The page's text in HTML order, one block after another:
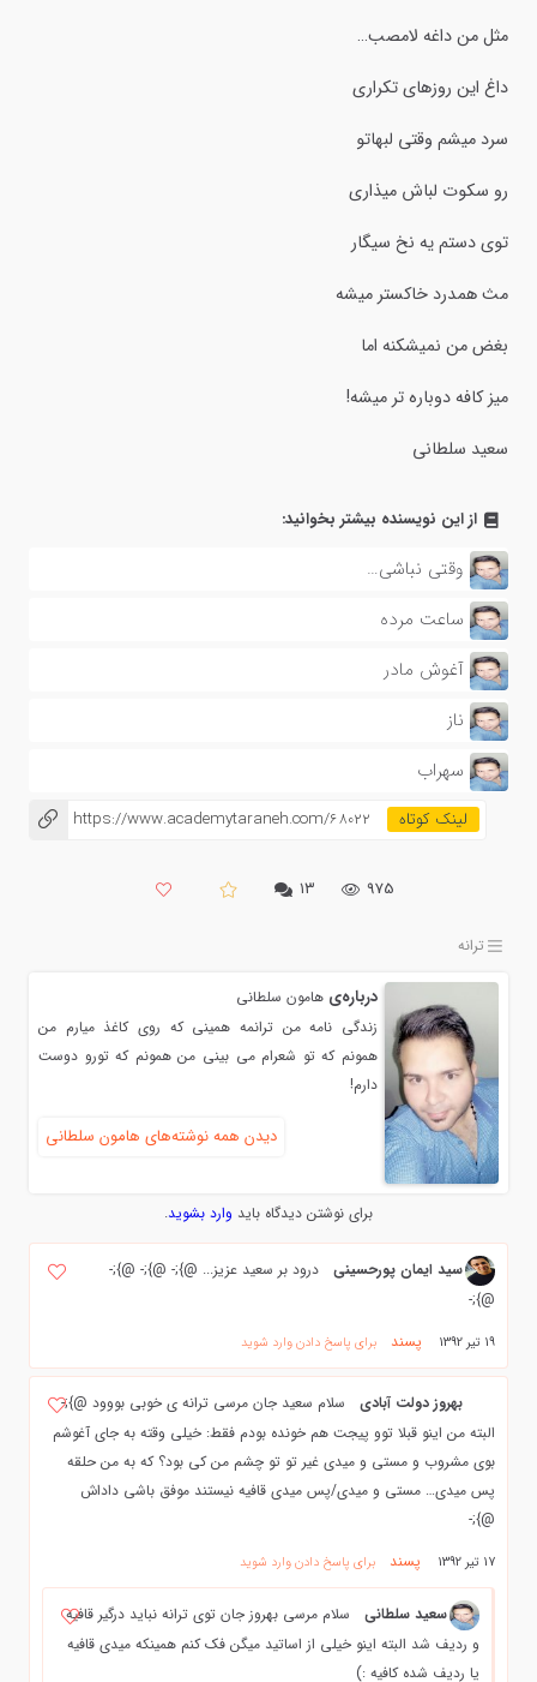
مثل من داغه لامصب…
داغ این روزهای تکراری
سرد میشم وقتی لبهاتو
رو سکوت لباش میذاری
توی دستم یه نخ سیگار
مث همدرد خاکستر میشه
بغض من نمیشکنه اما
میز کافه دوباره تر میشه!
سعید سلطانی
از این نویسنده بیشتر بخوانید:
وقتی نباشی…
ساعت مرده
آغوش مادر
ناز
سهراب
https://www.academytaraneh.com/68022
975 ۱۳
ترانه
درباره‌ی هامون سلطاني
زندگی نامه من ترانمه همینی که روی کاغذ میارم من
همونم که تو شعرام می بینی من همونم که تورو دوست
دارم!
دیدن همه نوشته‌های هامون سلطاني
برای نوشتن دیدگاه باید وارد بشوید.
سید ایمان پورحسینی
درود بر سعید عزیز... @};- @};- @};-
@};-
19 تیر 1392 پسند برای پاسخ دادن وارد شوید
بهروز دولت آبادی
سلام سعید جان مرسی ترانه ی خوبی بووود @};-
البته من اینو قبلا توو پیجت هم خونده بودم فقط: خیلی وقته به جای آغوشم
بوی مشروب و مستی و میدی غیر تو تو چشم من کی بود؟ که به من حلقه
پس میدی… مستی و میدی/پس میدی قافیه نیستند موفق باشی داداش
@};-
17 تیر 1392 پسند برای پاسخ دادن وارد شوید
سعيد سلطاني
سلام مرسی بهروز جان توی ترانه نباید درگیر قافیه
و ردیف شد البته اینو خیلی از اساتید میگن فک کنم همینکه میدی قافیه
یا ردیف شده کافیه :)